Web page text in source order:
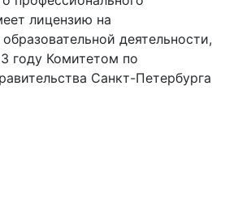
лицензию на
деятельности,
году Комитетом по
Санкт-Петербурга